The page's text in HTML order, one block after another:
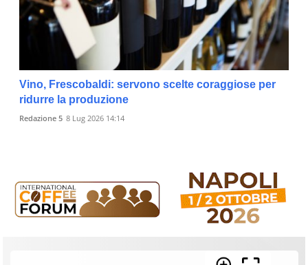
Vino, Frescobaldi: servono scelte coraggiose per
ridurre la produzione
Redazione 5 8 Lug 2026 14:14